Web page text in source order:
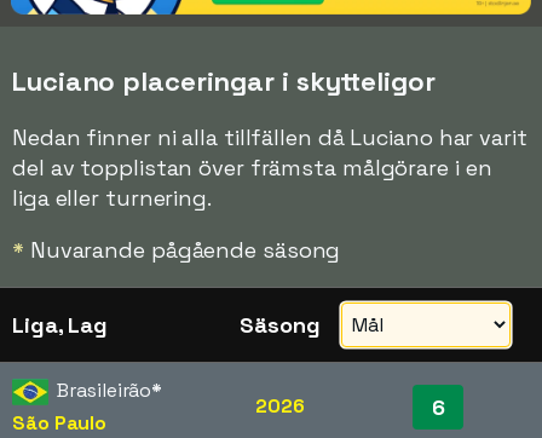
Luciano placeringar i skytteligor
Nedan finner ni alla tillfällen då Luciano har varit
del av topplistan över främsta målgörare i en
liga eller turnering.
* Nuvarande pågående säsong
Liga, Lag Säsong
Brasileirão*
São Paulo
2026 6